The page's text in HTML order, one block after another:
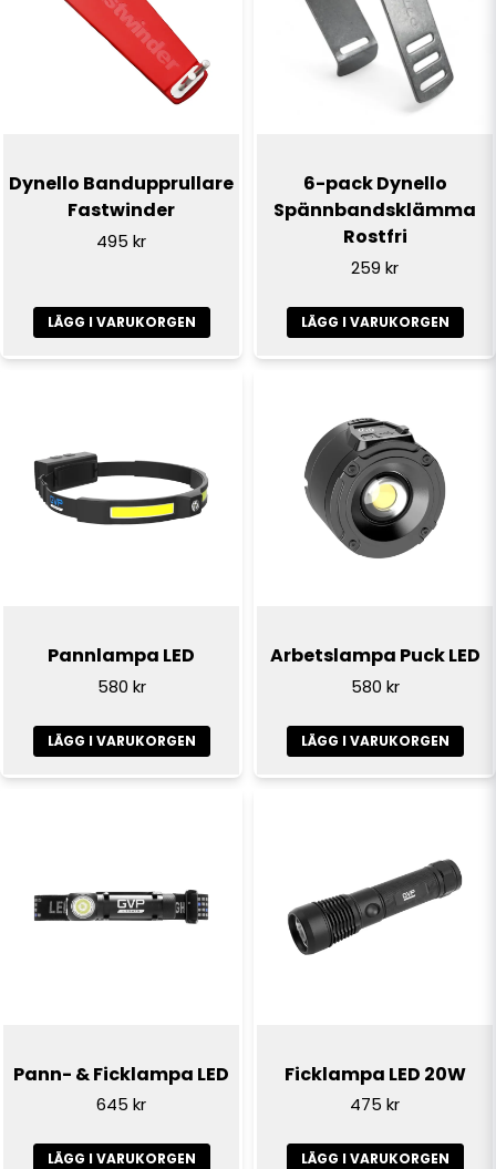
email
E-postadress
Skicka fråga
Dynello Bandupprullare
Fastwinder
495 kr
LÄGG I VARUKORGEN
6-pack Dynello
Spännbandsklämma
Rostfri
259 kr
LÄGG I VARUKORGEN
Pannlampa LED
580 kr
LÄGG I VARUKORGEN
Arbetslampa Puck LED
580 kr
LÄGG I VARUKORGEN
Pann- & Ficklampa LED
645 kr
LÄGG I VARUKORGEN
Ficklampa LED 20W
475 kr
LÄGG I VARUKORGEN